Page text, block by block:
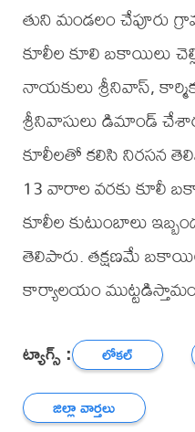
తుని మండలం చేపూరు
కూలీల కూలి బకాయిలు
నాయకులు శ్రీనివాస్,
శ్రీనివాసులు డిమాండ్
కూలీలతో కలిసి నిరసన
13 వారాల వరకు కూలీ
కూలీల కుటుంబాలు
తెలిపారు. తక్షణమే
కార్యాలయం
ట్యాగ్స్ : లోకల్
జిల్లా వార్తలు